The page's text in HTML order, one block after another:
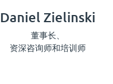
Daniel Zielinski
董事长、
资深咨询师和培训师